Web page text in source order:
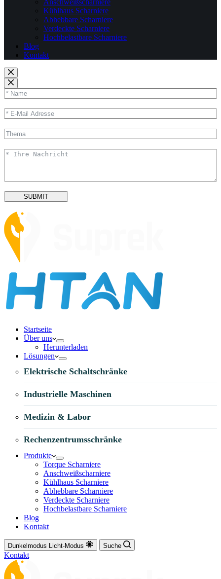
Anschweißscharniere
Kühlhaus Scharniere
Abhebbare Scharniere
Verdeckte Scharniere
Hochbelastbare Scharniere
Blog
Kontakt
SUBMIT
Startseite
Über uns
Herunterladen
Lösungen
Elektrische Schaltschränke
Industrielle Maschinen
Medizin & Labor
Rechenzentrumsschränke
Produkte
Torque Scharniere
Anschweißscharniere
Kühlhaus Scharniere
Abhebbare Scharniere
Verdeckte Scharniere
Hochbelastbare Scharniere
Blog
Kontakt
Dunkelmodus Licht-Modus Suche
Kontakt